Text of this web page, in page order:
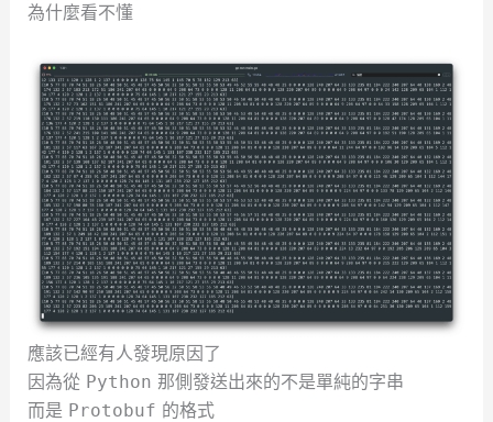
為什麼看不懂
應該已經有人發現原因了
因為從 Python 那側發送出來的不是單純的字串
而是 Protobuf 的格式